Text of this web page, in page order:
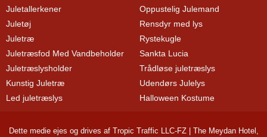
Juletallerkener
Juletøj
Juletræ
Juletræsfod Med Vandbeholder
Juletræslysholder
Kunstig Juletræ
Led juletræslys
Oppustelig Julemand
Rensdyr med lys
Rystekugle
Sankta Lucia
Trådløse juletræslys
Udendørs Julelys
Halloween Kostume
Dette medie ejes og drives af Tropic Traffic LLC-FZ | The Meydan Hotel,